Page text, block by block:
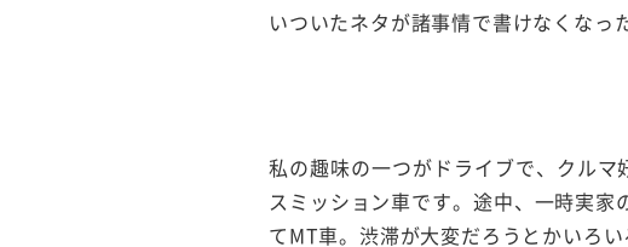
いついたネタが諸事情で書けなくなっ
私の趣味の一つがドライブで、クル
スミッション車です。途中、一時実
てMT車。渋滞が大変だろうとかいろ